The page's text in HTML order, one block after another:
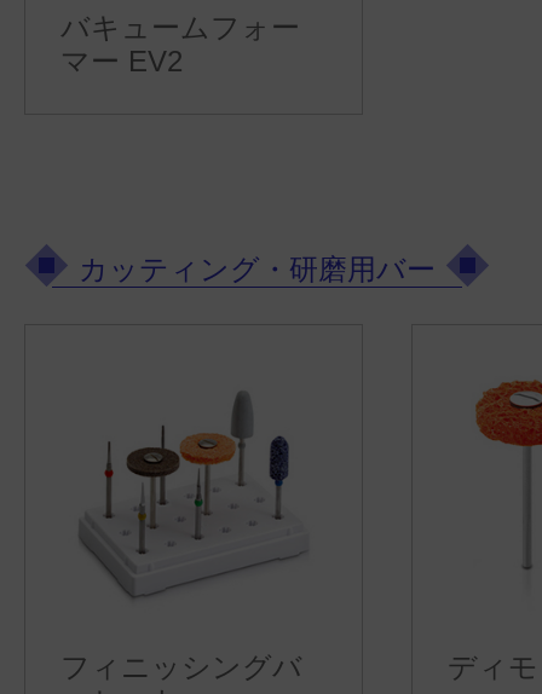
バキュームフォー
マー EV2
カッティング・研磨用バー
フィニッシングバ
ディモ